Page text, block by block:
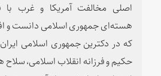
اصلی مخالفت آمریکا و غرب با
هسته‌ای جمهوری اسلامی دانست و
که در دکترین جمهوری اسلامی
حکیم و فرزانه انقلاب اسلامی،